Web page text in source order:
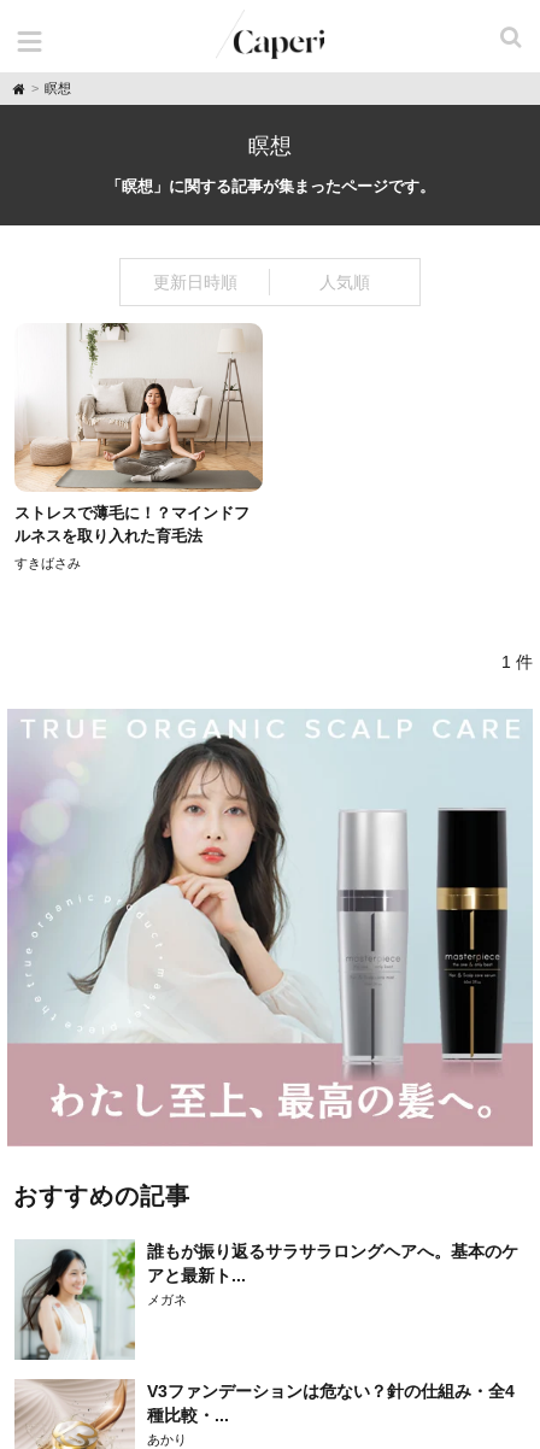
H
o
瞑想
瞑想
「瞑想」に関する記事が集まったページです。
更新日時順 人気順
ストレスで薄毛に！？マインドフ
ルネスを取り入れた育毛法
すきばさみ
1 件
おすすめの記事
誰もが振り返るサラサラロングヘアへ。基本のケ
アと最新ト...
メガネ
V3ファンデーションは危ない？針の仕組み・全4
種比較・...
あかり